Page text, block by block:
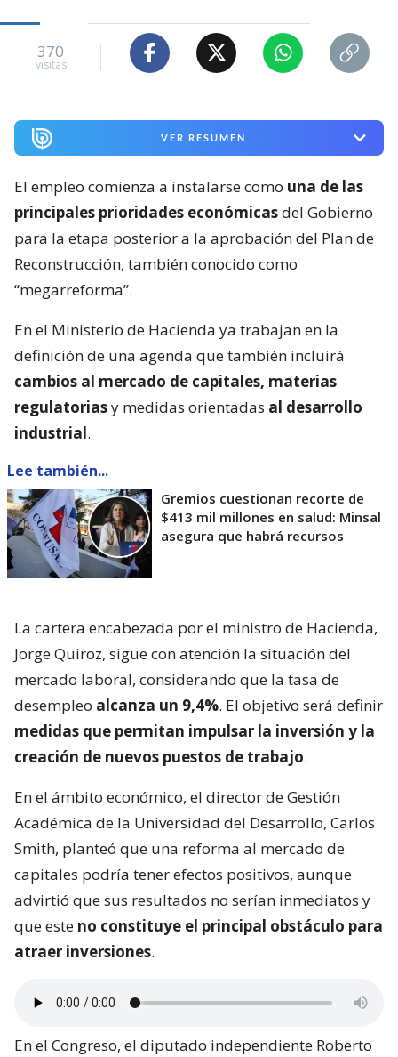
370
visitas
VER RESUMEN
El empleo comienza a instalarse como una de las
principales prioridades económicasdel Gobierno
para la etapa posterior a la aprobación del Plan de
Reconstrucción, también conocido como
“megarreforma”.
En el Ministerio de Hacienda ya trabajan en la
definición de una agenda que también incluirá
cambios al mercado de capitales, materias
regulatoriasy medidas orientadas al desarrollo
industrial.
Lee también...
Gremios cuestionan recorte de
$413 mil millones en salud: Minsal
asegura que habrá recursos
La cartera encabezada por el ministro de Hacienda,
Jorge Quiroz, sigue con atención la situación del
mercado laboral, considerando que la tasa de
desempleo alcanza un 9,4%. El objetivo será definir
medidas que permitan impulsar la inversión y la
creación de nuevos puestos de trabajo.
En el ámbito económico, el director de Gestión
Académica de la Universidad del Desarrollo, Carlos
Smith, planteó que una reforma al mercado de
capitales podría tener efectos positivos, aunque
advirtió que sus resultados no serían inmediatos y
que este no constituye el principal obstáculo para
atraer inversiones.
En el Congreso, el diputado independiente Roberto